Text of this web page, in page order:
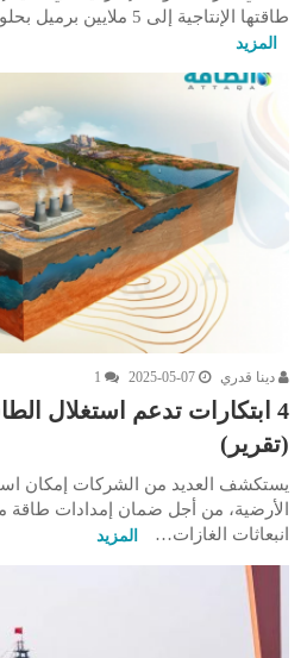
طاقتها الإنتاجية إلى 5 ملايين برميل بحلول 2027، من خلال تنفيذ…
المزيد
دينا قدري 2025-05-07
1
4 ابتكارات تدعم استغلال
(تقرير)
يستكشف العديد من الشركات إمكان
الأرضية، من أجل ضمان إمدادات
انبعاثات الغازات…
المزيد